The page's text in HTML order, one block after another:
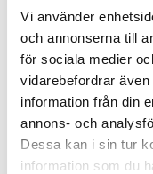
Vi använder
och annonserna till
för sociala medier
vidarebefordrar
information från din
annons- och
Dessa kan i sin tur
information som du
Göteborg
Bodyflight